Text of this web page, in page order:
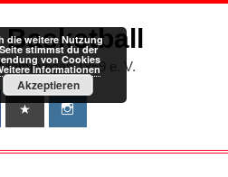
Basketball
1859 e. V.
die weitere Nutzung
stimmst du der
von Cookies
Informationen
Akzeptieren